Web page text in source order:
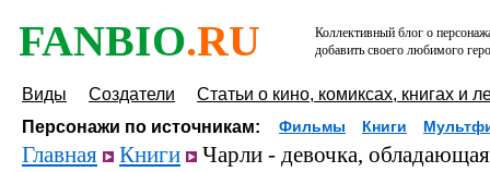
FANBIO.RU
Коллективный блог о
добавить своего любимого
Виды Создатели
Статьи о кино, комиксах, книгах и
Персонажи по источникам:
Фильмы Книги
Главная Книги
Чарли - девочка,